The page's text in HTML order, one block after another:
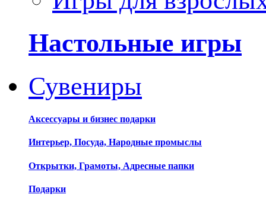
Настольные игры
Сувениры
Аксессуары и бизнес подарки
Интерьер, Посуда, Народные промыслы
Открытки, Грамоты, Адресные папки
Подарки